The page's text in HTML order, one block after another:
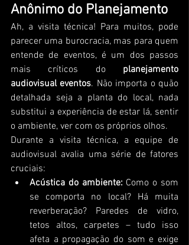
Anônimo do Planejamento
Ah, a visita técnica! Para muitos, pode
parecer uma burocracia, mas para quem
entende de eventos, é um dos passos
mais críticos do planejamento
audiovisual eventos. Não importa o quão
detalhada seja a planta do local, nada
substitui a experiência de estar lá, sentir
o ambiente, ver com os próprios olhos.
Durante a visita técnica, a equipe de
audiovisual avalia uma série de fatores
cruciais:
Acústica do ambiente: Como o som
se comporta no local? Há muita
reverberação? Paredes de vidro,
tetos altos, carpetes – tudo isso
afeta a propagação do som e exige